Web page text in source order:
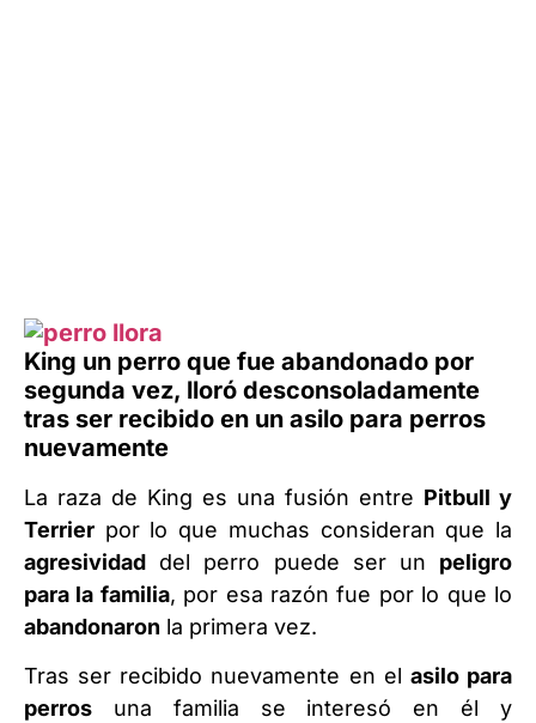
King un perro que fue abandonado por
segunda vez, lloró desconsoladamente
tras ser recibido en un asilo para perros
nuevamente
La raza de King es una fusión entre Pitbull y
Terrier por lo que muchas consideran que la
agresividad del perro puede ser un peligro
para la familia, por esa razón fue por lo que lo
abandonaron la primera vez.
Tras ser recibido nuevamente en el asilo para
perros una familia se interesó en él y